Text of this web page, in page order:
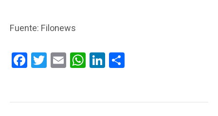
Fuente: Filonews
FacebookTwitterEmail WhatsAppLinkedIn